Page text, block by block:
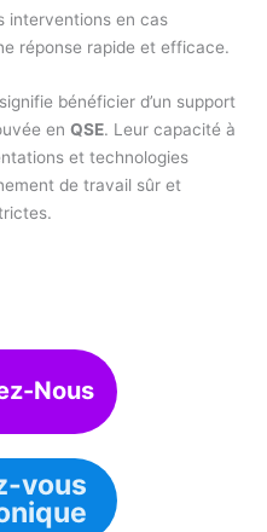
interventions en cas
réponse rapide et efficace.
signifie bénéficier d’un support
enQSE. Leur capacité à
et technologies
de travail sûr et
Nous
vous